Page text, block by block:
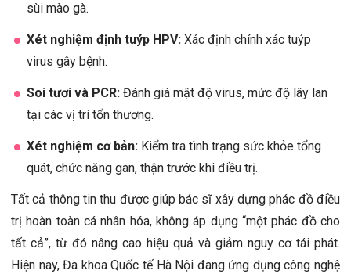
sùi mào gà.
Xét nghiệm định tuýp HPV: Xác định chính xác tuýp
virus gây bệnh.
Soi tươi và PCR: Đánh giá mật độ virus, mức độ lây lan
tại các vị trí tổn thương.
Xét nghiệm cơ bản: Kiểm tra tình trạng sức khỏe tổng
quát, chức năng gan, thận trước khi điều trị.
Tất cả thông tin thu được giúp bác sĩ xây dựng phác đồ điều
trị hoàn toàn cá nhân hóa, không áp dụng “một phác đồ cho
tất cả”, từ đó nâng cao hiệu quả và giảm nguy cơ tái phát.
Hiện nay, Đa khoa Quốc tế Hà Nội đang ứng dụng công nghệ